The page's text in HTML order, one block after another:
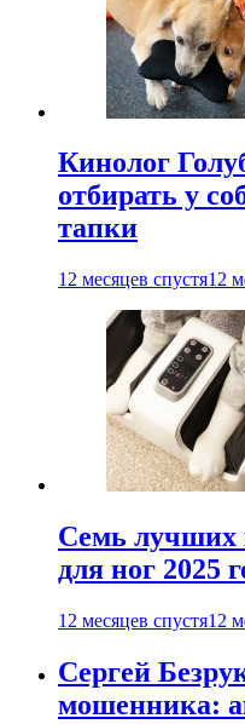
Кинолог
отбирать у
тапки
12 месяцев спустя12
Семь лучших
для ног 2025
12 месяцев спустя12
Сергей
мошенника: